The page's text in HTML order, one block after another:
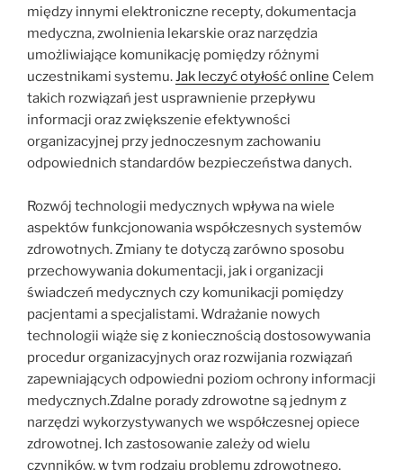
między innymi elektroniczne recepty, dokumentacja
medyczna, zwolnienia lekarskie oraz narzędzia
umożliwiające komunikację pomiędzy różnymi
uczestnikami systemu.Jak leczyć otyłość online Celem
takich rozwiązań jest usprawnienie przepływu
informacji oraz zwiększenie efektywności
organizacyjnej przy jednoczesnym zachowaniu
odpowiednich standardów bezpieczeństwa danych.
Rozwój technologii medycznych wpływa na wiele
aspektów funkcjonowania współczesnych systemów
zdrowotnych. Zmiany te dotyczą zarówno sposobu
przechowywania dokumentacji, jak i organizacji
świadczeń medycznych czy komunikacji pomiędzy
pacjentami a specjalistami. Wdrażanie nowych
technologii wiąże się z koniecznością dostosowywania
procedur organizacyjnych oraz rozwijania rozwiązań
zapewniających odpowiedni poziom ochrony informacji
medycznych.Zdalne porady zdrowotne są jednym z
narzędzi wykorzystywanych we współczesnej opiece
zdrowotnej. Ich zastosowanie zależy od wielu
czynników, w tym rodzaju problemu zdrowotnego,